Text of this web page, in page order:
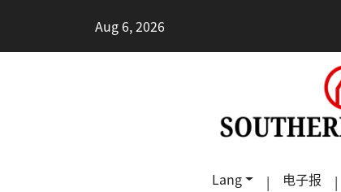
Aug 6, 2026
Lang | 电子报 |